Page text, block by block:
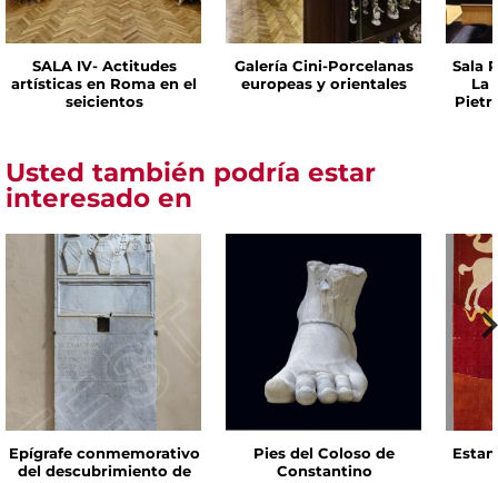
SALA IV- Actitudes
artísticas en Roma en el
seicientos
Galería Cini-Porcelanas
europeas y orientales
Sala
La
Usted también podría estar
interesado en
Epígrafe conmemorativo
del descubrimiento de
Pies del Coloso de
Constantino